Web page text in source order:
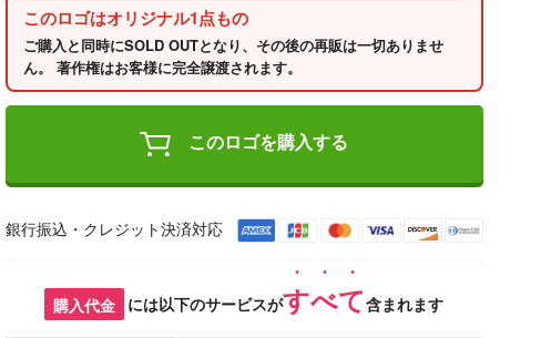
このロゴはオリジナル1点もの
ご購入と同時にSOLD OUTとなり、その後の再販は一切ありませ
ん。 著作権はお客様に完全譲渡されます。
このロゴを購入する
銀行振込・クレジット決済対応
購入代金 には以下のサービスがすべて含まれます